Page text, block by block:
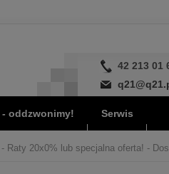
42 213 01
- oddzwonimy! Serwis
Raty 20x0% lub specjalna oferta! -